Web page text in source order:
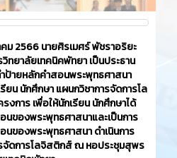
ม 2566​ นายศิรเมศร์ พัชราอริยะ
ทยาลัยเทคนิคพัทยา เป็นประธาน
ป้ายหลักคำสอนพระพุทธศาสนา
ยน นักศึกษา แผนกวิชาการจัดการโล
งการ เพื่อให้นักเรียน นักศึกษาได้
ของพระพุทธศาสนาและเป็นการ
ของพระพุทธศาสนา ดำเนินการ
จัดการโลจิสติกส์ ณ หอประชุมสุพร